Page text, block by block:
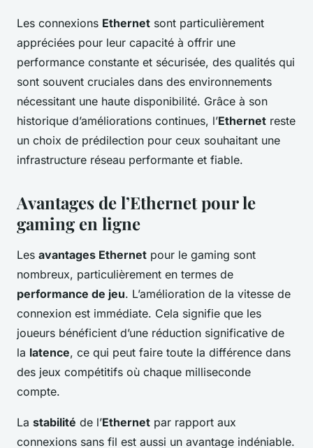
Les connexions Ethernet sont particulièrement
appréciées pour leur capacité à offrir une
performance constante et sécurisée, des qualités qui
sont souvent cruciales dans des environnements
nécessitant une haute disponibilité. Grâce à son
historique d’améliorations continues, l’Ethernet reste
un choix de prédilection pour ceux souhaitant une
infrastructure réseau performante et fiable.
Avantages de l’Ethernet pour le
gaming en ligne
Les avantages Ethernet pour le gaming sont
nombreux, particulièrement en termes de
performance de jeu. L’amélioration de la vitesse de
connexion est immédiate. Cela signifie que les
joueurs bénéficient d’une réduction significative de
la latence, ce qui peut faire toute la différence dans
des jeux compétitifs où chaque milliseconde
compte.
La stabilité de l’Ethernet par rapport aux
connexions sans fil est aussi un avantage indéniable.